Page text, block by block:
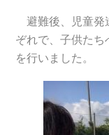
避難後、児童発
ぞれで、子供たち
を行いました。